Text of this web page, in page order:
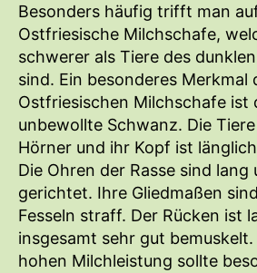
Besonders häufig trifft man
Ostfriesische Milchschafe,
schwerer als Tiere des
sind. Ein besonderes Merkmal
Ostfriesischen Milchschafe ist
unbewollte Schwanz. Die
Hörner und ihr Kopf ist
Die Ohren der Rasse sind
gerichtet. Ihre Gliedmaßen
Fesseln straff. Der Rücken ist
insgesamt sehr gut
hohen Milchleistung sollte